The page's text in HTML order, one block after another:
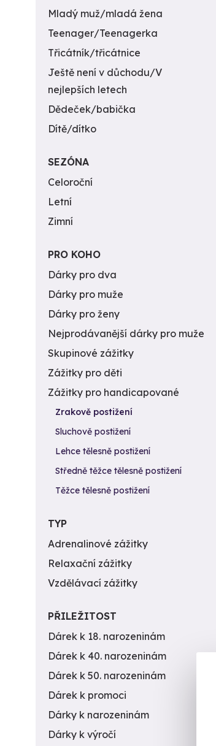
Mladý muž/mladá žena
Teenager/Teenagerka
Třicátník/třicátnice
Ještě není v důchodu/V
nejlepších letech
Dědeček/babička
Dítě/dítko
SEZÓNA
Celoroční
Letní
Zimní
PRO KOHO
Dárky pro dva
Dárky pro muže
Dárky pro ženy
Nejprodávanější dárky pro muže
Skupinové zážitky
Zážitky pro děti
Zážitky pro handicapované
Zrakově postižení
Sluchově postižení
Lehce tělesně postižení
Středně těžce tělesně postižení
Těžce tělesně postižení
TYP
Adrenalinové zážitky
Relaxační zážitky
Vzdělávací zážitky
PŘILEŽITOST
Dárek k 18. narozeninám
Dárek k 40. narozeninám
Dárek k 50. narozeninám
Dárek k promoci
Dárky k narozeninám
Dárky k výročí